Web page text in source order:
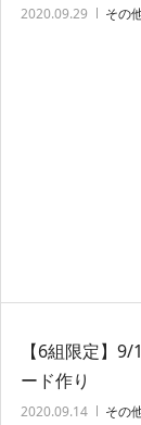
2020.09.29 その
【6組限定】
ード作り
2020.09.14 その